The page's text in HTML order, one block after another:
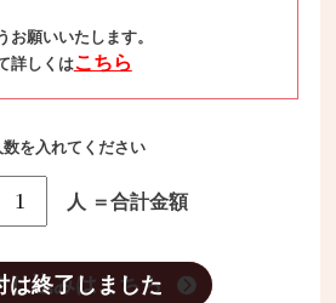
お願いいたします。
詳しくはこちら
を入れてください
人 ＝合計金額
し込みはこちら